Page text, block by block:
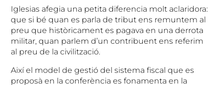
Iglesias afegia una petita diferencia molt aclaridora:
que si bé quan es parla de tribut ens remuntem al
preu que històricament es pagava en una derrota
militar, quan parlem d’un contribuent ens referim
al preu de la civilització.
Així el model de gestió del sistema fiscal que es
proposà en la conferència es fonamenta en la